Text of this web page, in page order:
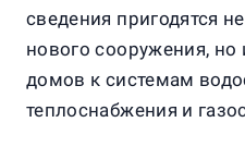
сведения пригодятся
нового сооружения,
домов к системам
теплоснабжения и